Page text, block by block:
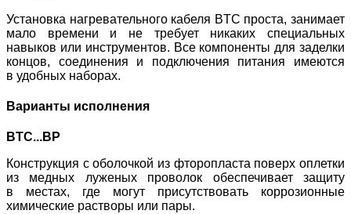
Установка нагревательного кабеля BTC проста, занимает
мало времени и не требует никаких специальных
навыков или инструментов. Все компоненты для заделки
концов, соединения и подключения питания имеются
в удобных наборах.
Варианты исполнения
ВTС...BP
Конструкция с оболочкой из фторопласта поверх оплетки
из медных луженых проволок обеспечивает защиту
в местах, где могут присутствовать коррозионные
химические растворы или пары.